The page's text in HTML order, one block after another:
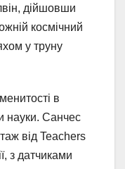
дійшовши
космічний
у труну
в
науки. Санчес
від Teachers
з датчиками